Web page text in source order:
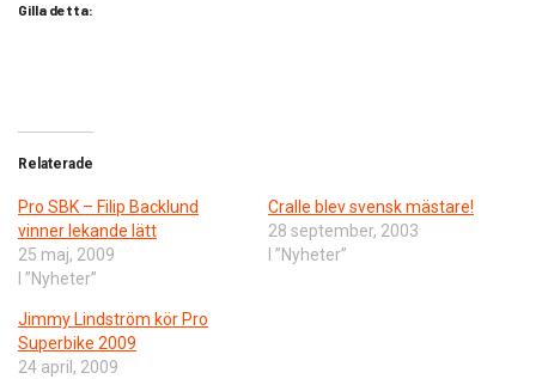
Gilla detta:
Relaterade
Pro SBK – Filip Backlund
vinner lekande lätt
25 maj, 2009
I ”Nyheter”
Cralle blev svensk mästare!
28 september, 2003
I ”Nyheter”
Jimmy Lindström kör Pro
Superbike 2009
24 april, 2009